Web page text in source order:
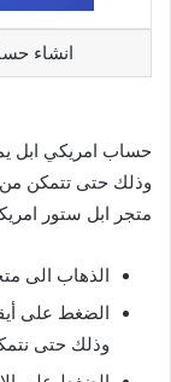
انشاء
حساب امريكي ابل
وذلك حتى تتمكن من
متجر ابل ستور
الذهاب الى
الضغط على
وذلك حتى